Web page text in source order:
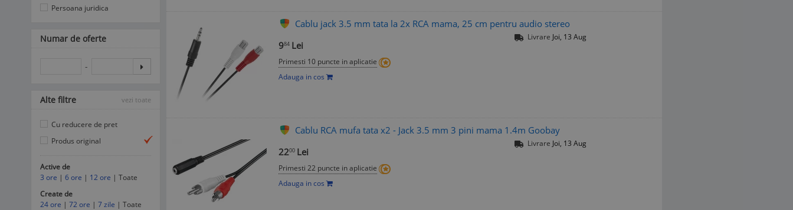
Cablu jack 3.5 mm tata la 2x RCA mama, 25 cm pentru audio stereo
984 Lei
Primesti 10 puncte in aplicatie
Adauga in cos
Livrare Joi, 13 Aug
Cablu RCA mufa tata x2 - Jack 3.5 mm 3 pini mama 1.4m Goobay
2200 Lei
Primesti 22 puncte in aplicatie
Adauga in cos
Livrare Joi, 13 Aug
Persoana juridica
Numar de oferte
-
Alte filtre vezi toate
Cu reducere de pret
Produs original
Active de
3 ore | 6 ore | 12 ore | Toate
Create de
24 ore | 72 ore | 7 zile | Toate